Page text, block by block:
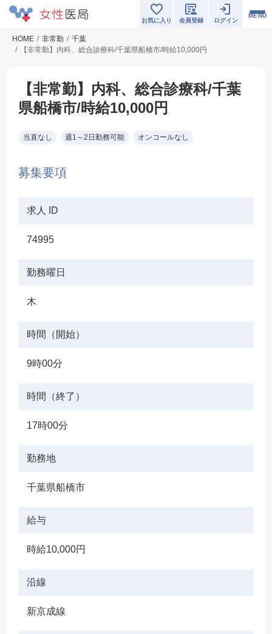
MENU
お気に入り 会員登録 ログイン
HOME 非常勤
千葉
【非常勤】内科、総合診療科/千葉県船橋市/時給10,000円
【非常勤】内科、総合診療科/千葉
県船橋市/時給10,000円
当直なし 週1～2日勤務可能 オンコールなし
募集要項
求人 ID
74995
勤務曜日
木
時間（開始）
9時00分
時間（終了）
17時00分
勤務地
千葉県船橋市
給与
時給10,000円
沿線
新京成線